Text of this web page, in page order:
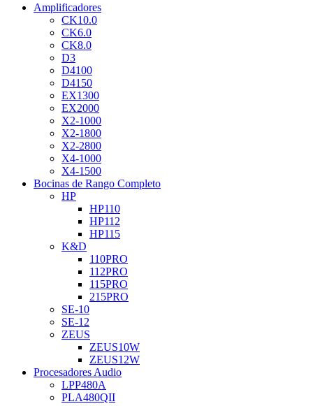
Amplificadores
CK10.0
CK6.0
CK8.0
D3
D4100
D4150
EX1300
EX2000
X2-1000
X2-1800
X2-2800
X4-1000
X4-1500
Bocinas de Rango Completo
HP
HP110
HP112
HP115
K&D
110PRO
112PRO
115PRO
215PRO
SE-10
SE-12
ZEUS
ZEUS10W
ZEUS12W
Procesadores Audio
LPP480A
PLA480QII